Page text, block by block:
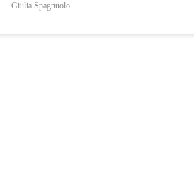
Giulia Spagnuolo